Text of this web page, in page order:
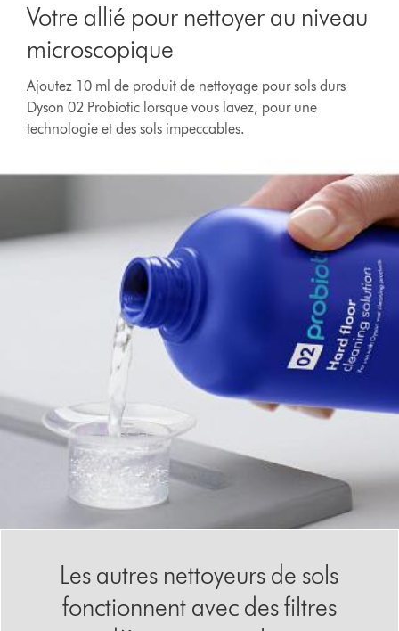
Votre allié pour nettoyer au niveau
microscopique
Ajoutez 10 ml de produit de nettoyage pour sols durs
Dyson 02 Probiotic lorsque vous lavez, pour une
technologie et des sols impeccables.
Les autres nettoyeurs de sols
fonctionnent avec des filtres